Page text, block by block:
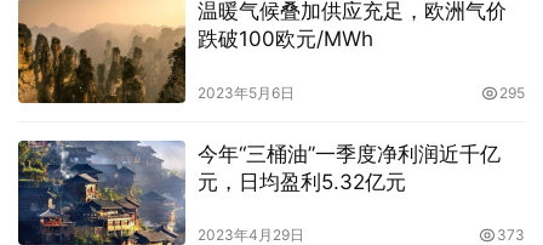
温暖气候叠加供应充足，欧洲气价
跌破100欧元/MWh
2023年5月6日 295
今年“三桶油”一季度净利润近千亿
元，日均盈利5.32亿元
2023年4月29日 373